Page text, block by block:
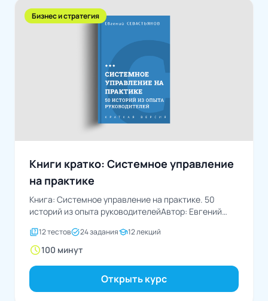
Бизнес и стратегия
Книги кратко: Системное управление
на практике
Книга: Системное управление на практике. 50
историй из опыта руководителейАвтор: Евгений
quiz12 тестовtask_alt24 заданияschool12 лекций
schedule100 минут
Открыть курс